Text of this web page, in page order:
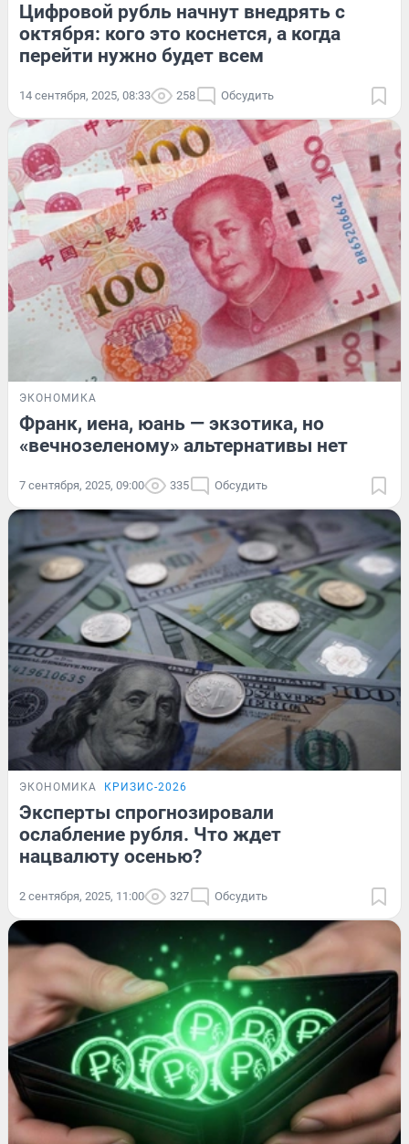
Цифровой рубль начнут внедрять с
октября: кого это коснется, а когда
перейти нужно будет всем
14 сентября, 2025, 08:33 258 Обсудить
ЭКОНОМИКА
Франк, иена, юань — экзотика, но
«вечнозеленому» альтернативы нет
7 сентября, 2025, 09:00 335 Обсудить
ЭКОНОМИКА КРИЗИС-2026
Эксперты спрогнозировали
ослабление рубля. Что ждет
нацвалюту осенью?
2 сентября, 2025, 11:00 327 Обсудить